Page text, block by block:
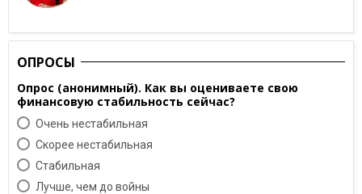
ОПРОСЫ
Опрос (анонимный). Как вы оцениваете свою
финансовую стабильность сейчас?
Очень нестабильная
Скорее нестабильная
Cтабильная
Лучше, чем до войны